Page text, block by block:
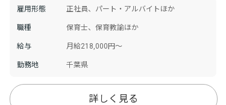
雇用形態 正社員、パート・アルバイトほか
職種 保育士、保育教諭ほか
給与 月給218,000円～
勤務地 千葉県
詳しく見る